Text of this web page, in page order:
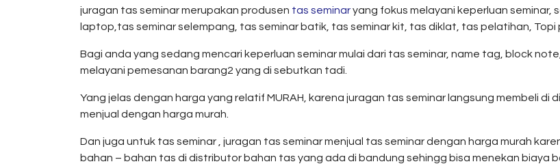
juragan tas seminar merupakan produsen tas seminaryang fokus melayani keperluan seminar,
laptop,tas seminar selempang, tas seminar batik, tas seminar kit, tas diklat, tas pelatihan, Topi
Bagi anda yang sedang mencari keperluan seminar mulai dari tas seminar, name tag, block
melayani pemesanan barang2 yang di sebutkan tadi.
Yang jelas dengan harga yang relatif MURAH, karena juragan tas seminar langsung membeli
menjual dengan harga murah.
Dan juga untuk tas seminar , juragan tas seminar menjual tas seminar dengan harga murah
bahan – bahan tas di distributor bahan tas yang ada di bandung sehingg bisa menekan biaya